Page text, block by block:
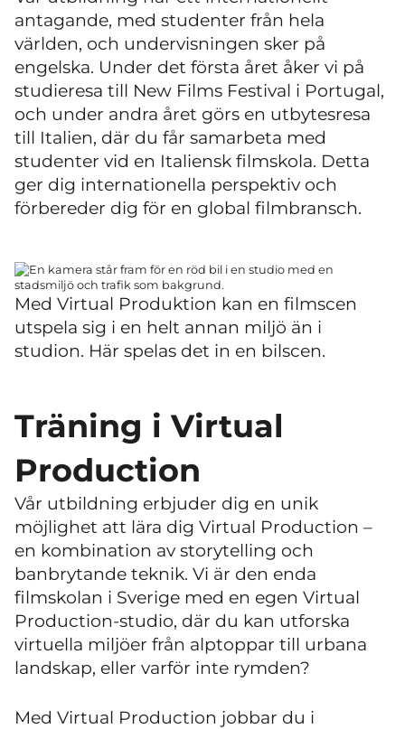
antagande, med studenter från hela
världen, och undervisningen sker på
engelska. Under det första året åker vi på
studieresa till New Films Festival i Portugal,
och under andra året görs en utbytesresa
till Italien, där du får samarbeta med
studenter vid en Italiensk filmskola. Detta
ger dig internationella perspektiv och
förbereder dig för en global filmbransch.
Med Virtual Produktion kan en filmscen
utspela sig i en helt annan miljö än i
studion. Här spelas det in en bilscen.
Träning i Virtual
Production
Vår utbildning erbjuder dig en unik
möjlighet att lära dig Virtual Production –
en kombination av storytelling och
banbrytande teknik. Vi är den enda
filmskolan i Sverige med en egen Virtual
Production-studio, där du kan utforska
virtuella miljöer från alptoppar till urbana
landskap, eller varför inte rymden?
Med Virtual Production jobbar du i